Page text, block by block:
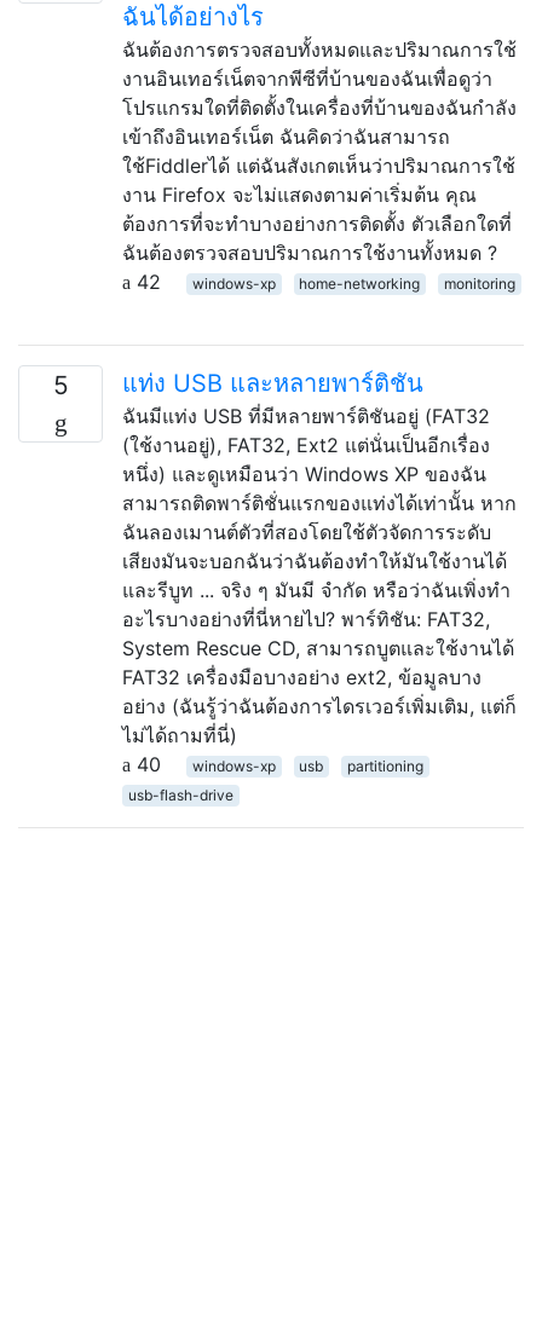
ฉันได้อย่างไร
ฉันต้องการตรวจสอบทั้งหมดและปริมาณการใช้
งานอินเทอร์เน็ตจากพีซีที่บ้านของฉันเพื่อดูว่า
โปรแกรมใดที่ติดตั้งในเครื่องที่บ้านของฉันกำลัง
เข้าถึงอินเทอร์เน็ต ฉันคิดว่าฉันสามารถ
ใช้Fiddlerได้ แต่ฉันสังเกตเห็นว่าปริมาณการใช้
งาน Firefox จะไม่แสดงตามค่าเริ่มต้น คุณ
ต้องการที่จะทำบางอย่างการติดตั้ง ตัวเลือกใดที่
ฉันต้องตรวจสอบปริมาณการใช้งานทั้งหมด ?
42
windows-xp home-networking monitoring
5 แท่ง USB และหลายพาร์ติชัน
ฉันมีแท่ง USB ที่มีหลายพาร์ติชันอยู่ (FAT32
(ใช้งานอยู่), FAT32, Ext2 แต่นั่นเป็นอีกเรื่อง
หนึ่ง) และดูเหมือนว่า Windows XP ของฉัน
สามารถติดพาร์ติชั่นแรกของแท่งได้เท่านั้น หาก
ฉันลองเมานต์ตัวที่สองโดยใช้ตัวจัดการระดับ
เสียงมันจะบอกฉันว่าฉันต้องทำให้มันใช้งานได้
และรีบูท ... จริง ๆ มันมี จำกัด หรือว่าฉันเพิ่งทำ
อะไรบางอย่างที่นี่หายไป? พาร์ทิชัน: FAT32,
System Rescue CD, สามารถบูตและใช้งานได้
FAT32 เครื่องมือบางอย่าง ext2, ข้อมูลบาง
อย่าง (ฉันรู้ว่าฉันต้องการไดรเวอร์เพิ่มเติม, แต่ก็
ไม่ได้ถามที่นี่)
40
windows-xp usb
partitioning
usb-flash-drive